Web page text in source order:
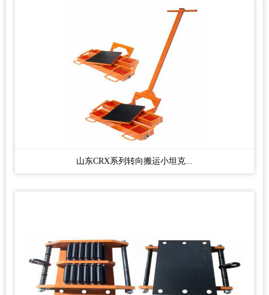
山东CRX系列转向搬运小坦克...